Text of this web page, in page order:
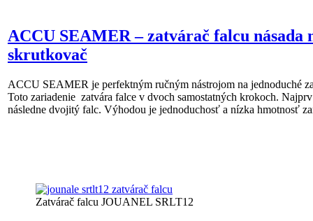
ACCU SEAMER – zatvárač falcu násada
skrutkovač
ACCU SEAMER je perfektným ručným nástrojom na jednoduché
Toto zariadenie zatvára falce v dvoch samostatných krokoch.
následne dvojitý falc. Výhodou je jednoduchosť a nízka hmotnosť
Zatvárač falcu JOUANEL SRLT12